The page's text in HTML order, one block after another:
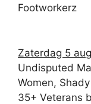
Footworkerz
Zaterdag 5
Undisputed
Women,
35+ Veterans